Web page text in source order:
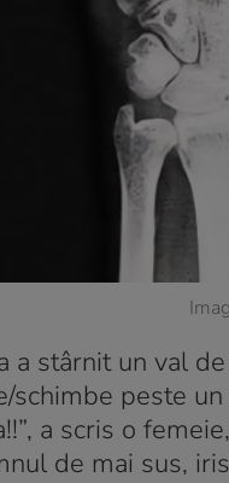
a stârnit un val
schimbe peste
a scris o
de mai sus,